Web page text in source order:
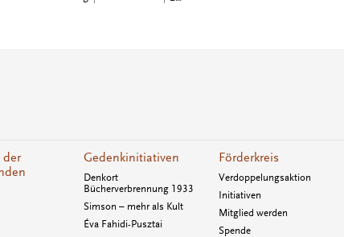
der
Gedenkinitiativen
Denkort
Bücherverbrennung 1933
Simson – mehr als Kult
Éva Fahidi-Pusztai
Förderkreis
Verdoppelungsaktion
Initiativen
Mitglied werden
Spende